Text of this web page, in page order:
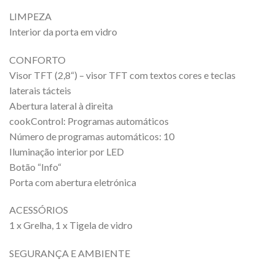
LIMPEZA
Interior da porta em vidro
CONFORTO
Visor TFT (2,8“) – visor TFT com textos cores e teclas
laterais tácteis
Abertura lateral à direita
cookControl: Programas automáticos
Número de programas automáticos: 10
Iluminação interior por LED
Botão “Info“
Porta com abertura eletrónica
ACESSÓRIOS
1 x Grelha, 1 x Tigela de vidro
SEGURANÇA E AMBIENTE